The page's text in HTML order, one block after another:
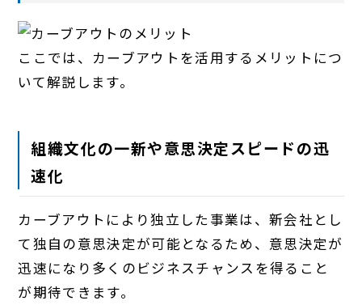
ここでは、カーブアウトを活用するメリットにつ
いて解説します。
組織文化の一新や意思決定スピードの迅
速化
カーブアウトにより独立した事業は、新会社とし
て独自の意思決定が可能となるため、意思決定が
迅速になり多くのビジネスチャンスを得ること
が期待できます。